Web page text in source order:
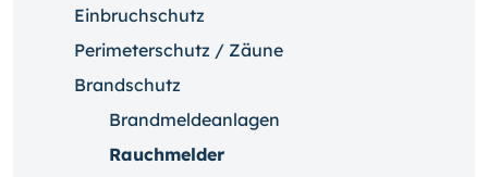
Einbruchschutz
Perimeterschutz / Zäune
Brandschutz
Brandmeldeanlagen
Rauchmelder